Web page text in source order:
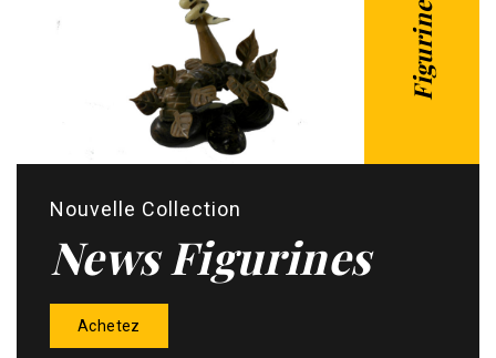
Nouvelle Collection
News Figurines
Achetez